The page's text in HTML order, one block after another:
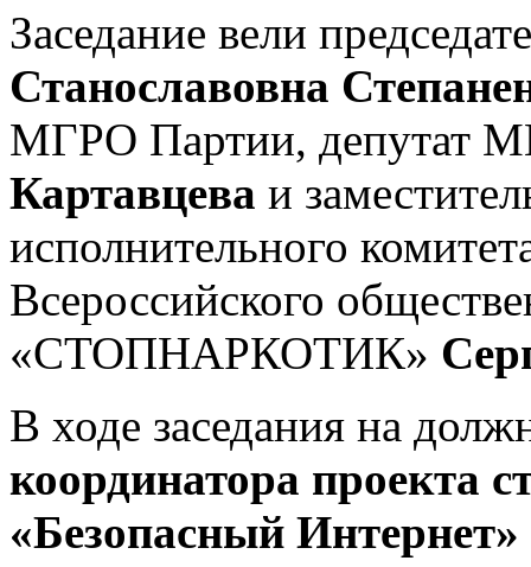
Заседание вели
Станославовна
МГРО Партии, депутат
Картавцева и
исполнительного
Всероссийского
«СТОПНАРКОТИК»
В ходе заседания на
координатора проекта
«Безопасный Интернет»